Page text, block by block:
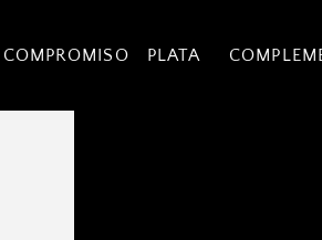
COMPROMISO PLATA